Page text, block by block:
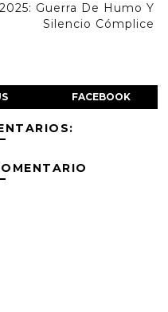
Guerra De Humo Y
Silencio Cómplice
FACEBOOK